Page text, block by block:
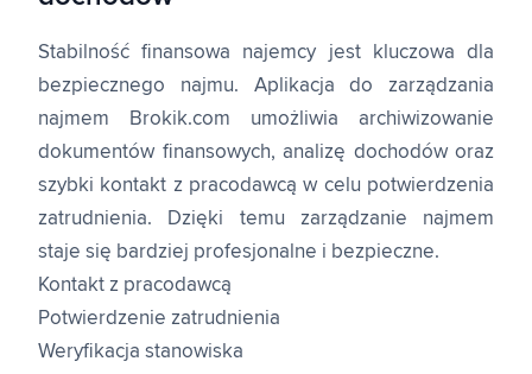
Stabilność finansowa najemcy jest kluczowa dla
bezpiecznego najmu. Aplikacja do zarządzania
najmem Brokik.com umożliwia archiwizowanie
dokumentów finansowych, analizę dochodów oraz
szybki kontakt z pracodawcą w celu potwierdzenia
zatrudnienia. Dzięki temu zarządzanie najmem
staje się bardziej profesjonalne i bezpieczne.
Kontakt z pracodawcą
Potwierdzenie zatrudnienia
Weryfikacja stanowiska